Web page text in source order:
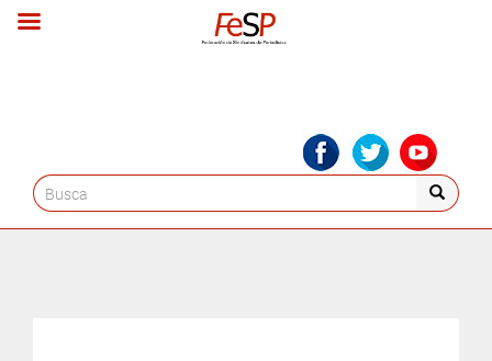
Search
for: